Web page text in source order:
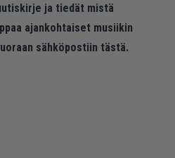
ja tiedät mistä
ajankohtaiset musiikin
sähköpostiin tästä.